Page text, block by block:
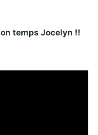
temps Jocelyn !!